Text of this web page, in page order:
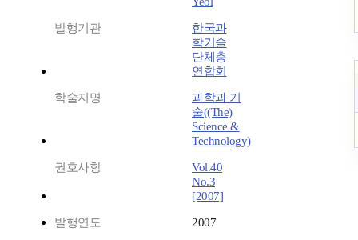
발행기관
한국과
학기술
단체총
연합회
학술지명
과학과 기
술((The)
Science &
Technology)
권호사항
Vol.40
No.3
[2007]
발행연도 2007